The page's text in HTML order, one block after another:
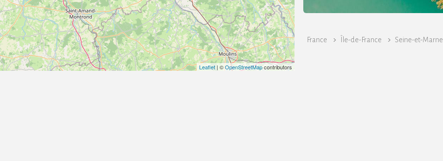
Leaflet| ©OpenStreetMapcontributors
France Île-de-France Seine-et-Marne